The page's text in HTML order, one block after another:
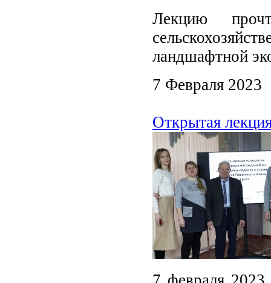
Лекцию
ландшафтной
7 Февраля 2023
Открытая